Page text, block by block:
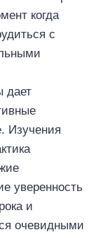
когда
с
дает
Изучения
уверенность
и
очевидными